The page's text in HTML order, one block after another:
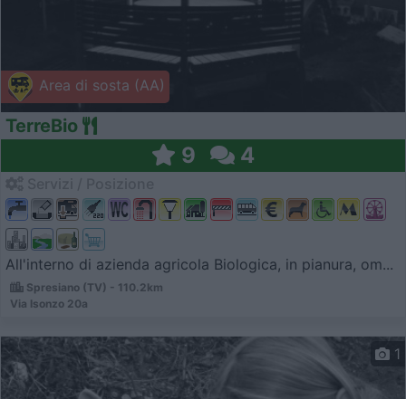
Area di sosta (AA)
TerreBio
9 4
All'interno di azienda agricola Biologica, in pianura, om...
Spresiano (TV) - 110.2km
Via Isonzo 20a
1